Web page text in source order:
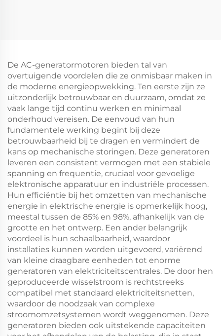
De AC-generatormotoren bieden tal van
overtuigende voordelen die ze onmisbaar maken in
de moderne energieopwekking. Ten eerste zijn ze
uitzonderlijk betrouwbaar en duurzaam, omdat ze
vaak lange tijd continu werken en minimaal
onderhoud vereisen. De eenvoud van hun
fundamentele werking begint bij deze
betrouwbaarheid bij te dragen en vermindert de
kans op mechanische storingen. Deze generatoren
leveren een consistent vermogen met een stabiele
spanning en frequentie, cruciaal voor gevoelige
elektronische apparatuur en industriële processen.
Hun efficiëntie bij het omzetten van mechanische
energie in elektrische energie is opmerkelijk hoog,
meestal tussen de 85% en 98%, afhankelijk van de
grootte en het ontwerp. Een ander belangrijk
voordeel is hun schaalbaarheid, waardoor
installaties kunnen worden uitgevoerd, variërend
van kleine draagbare eenheden tot enorme
generatoren van elektriciteitscentrales. De door hen
geproduceerde wisselstroom is rechtstreeks
compatibel met standaard elektriciteitsnetten,
waardoor de noodzaak van complexe
stroomomzetsystemen wordt weggenomen. Deze
generatoren bieden ook uitstekende capaciteiten